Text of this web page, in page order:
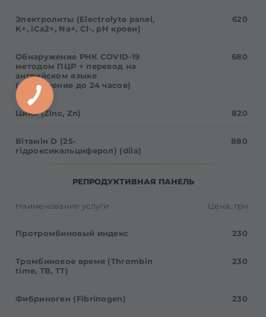
Электролиты (Electrolyte panel,
K+, iCa2+, Na+, Cl-, pH крови)
620
Обнаружение РНК COVID-19
методом ПЦР + перевод на
английском языке
(выполнение до 24 часов)
680
Цинк (Zinc, Zn) 820
Вітамін D (25-
гідроксикальциферол) (dila)
880
РЕПРОДУКТИВНАЯ ПАНЕЛЬ
Наименование услуги Цена, грн.
Протромбиновый индекс 230
Тромбиновое время (Thrombin
time, ТВ, TT)
230
Фибриноген (Fibrinogen) 230